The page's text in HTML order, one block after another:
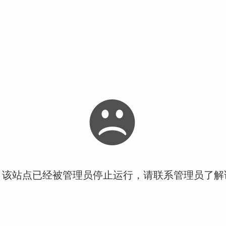
站点已经被管理员停止运行，请联系管理员了